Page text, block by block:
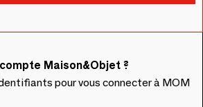
Maison&Objet ?
pour vous connecter à MOM